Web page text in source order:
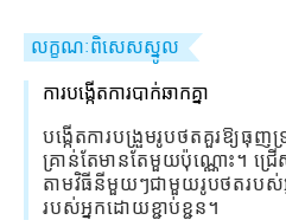
លក្ខណៈពិសេសស្នូល
ការបង្កើតការបាក់ឆាកគ្នា
បង្កើតការបង្រួមរូបថតគួរឱ្យ
គ្រាន់តែមានតែមួយប៉ុណ្ណោះ។ ជ្រើ
តាមវិធីនីមួយៗជាមួយរូបថតរបស់អ្
របស់អ្នកដោយខ្ជាប់ខ្ជួន។